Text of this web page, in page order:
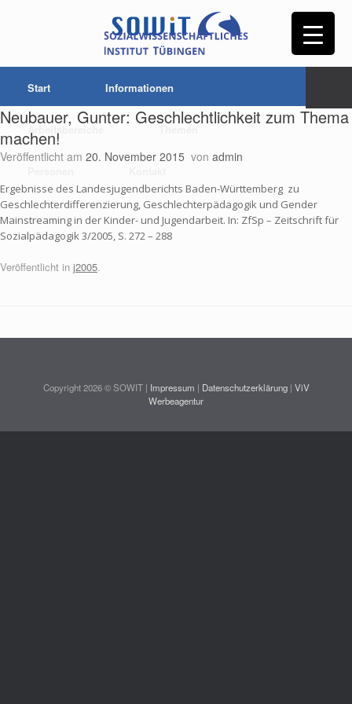
Start Informationen
Arbeitsbereiche
Neubauer, Gunter: Geschlechtlichkeit zum Thema
machen!
Veröffentlicht am 20. November 2015 von admin
Ergebnisse des Landesjugendberichts Baden-Württemberg zu
Geschlechterdifferenzierung, Geschlechterpädagogik und Gender
Mainstreaming in der Kinder- und Jugendarbeit. In: ZfSp – Zeitschrift für
Sozialpädagogik 3/2005, S. 272 – 288
Veröffentlicht in j2005.
Copyright 2026 © SOWIT | Impressum | Datenschutzerklärung| ViV
Werbeagentur